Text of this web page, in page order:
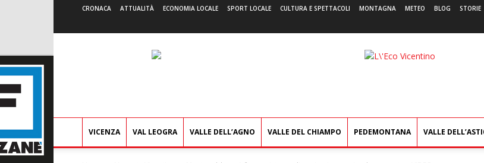
CRONACA ATTUALITÀ ECONOMIA LOCALE SPORT LOCALE CULTURA E SPETTACOLI MONTAGNA METEO BLOG STORIE
L'Eco
VICENZA VAL LEOGRA VALLE DELL’AGNO VALLE DEL CHIAMPO PEDEMONTANA VALLE